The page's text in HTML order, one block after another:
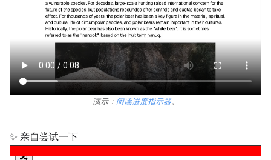
演示： 阅读进度指示器。
✨ 亲自尝试一下